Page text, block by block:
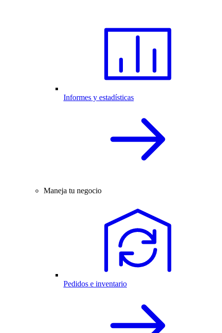
Informes y estadísticas
Maneja tu negocio
Pedidos e inventario